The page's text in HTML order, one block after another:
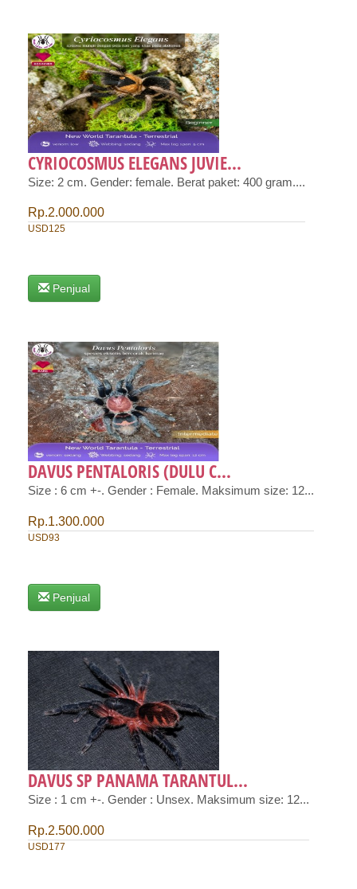
CYRIOCOSMUS ELEGANS JUVIE...
Size: 2 cm. Gender: female. Berat paket: 400 gram....
Rp.2.000.000
USD125
Penjual
DAVUS PENTALORIS (DULU C...
Size : 6 cm +-. Gender : Female. Maksimum size: 12...
Rp.1.300.000
USD93
Penjual
DAVUS SP PANAMA TARANTUL...
Size : 1 cm +-. Gender : Unsex. Maksimum size: 12...
Rp.2.500.000
USD177